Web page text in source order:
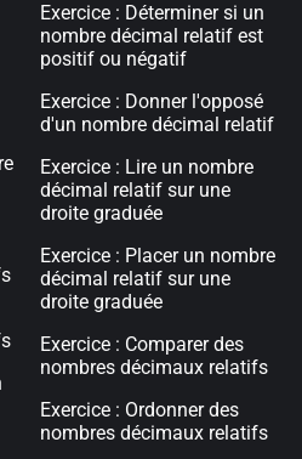
Exercice : Déterminer si un
nombre décimal relatif est
positif ou négatif
Exercice : Donner l'opposé
d'un nombre décimal relatif
Exercice : Lire un nombre
décimal relatif sur une
droite graduée
Exercice : Placer un nombre
décimal relatif sur une
droite graduée
Exercice : Comparer des
nombres décimaux relatifs
Exercice : Ordonner des
nombres décimaux relatifs